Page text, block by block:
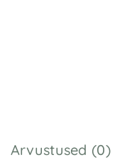
Arvustused (0)